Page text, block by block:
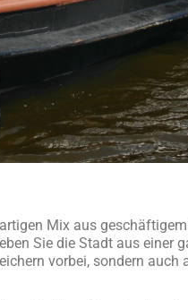
Mix aus
Sie die Stadt aus einer
vorbei, sondern auch